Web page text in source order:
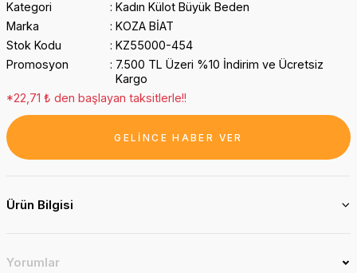
Kategori
Kadın Külot Büyük Beden
Marka
KOZA BİAT
Stok Kodu
KZ55000-454
Promosyon
7.500 TL Üzeri %10 İndirim ve Ücretsiz
Kargo
*22,71 ₺ den başlayan taksitlerle!!
GELİNCE HABER VER
Ürün Bilgisi
Yorumlar